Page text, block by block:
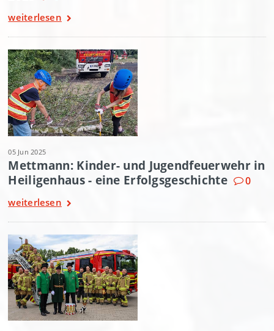
weiterlesen
05 Jun 2025
Mettmann: Kinder- und Jugendfeuerwehr in
Heiligenhaus - eine Erfolgsgeschichte
0
weiterlesen